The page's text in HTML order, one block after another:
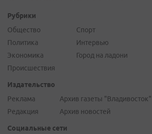
Рубрики
Общество
Политика
Экономика
Происшествия
Спорт
Интервью
Город на ладони
Издательство
Реклама
Редакция
Архив газеты "Владивосток"
Архив новостей
Социальные сети